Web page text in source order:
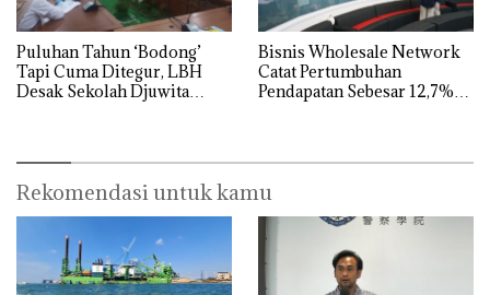
Puluhan Tahun ‘Bodong’
Tapi Cuma Ditegur, LBH
Desak Sekolah Djuwita
Bisnis Wholesale Network
Catat Pertumbuhan
Pendapatan Sebesar 12,7%
Rekomendasi untuk kamu